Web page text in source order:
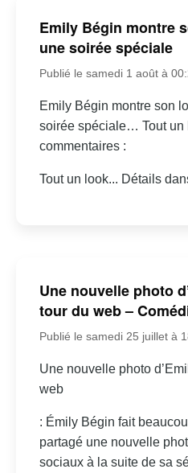
Emily Bégin montre
une soirée spéciale
Publié le samedi 1 août à
Emily Bégin montre son
soirée spéciale… Tout
commentaires :
Tout un look... Détails
Une nouvelle photo
tour du web –
Publié le samedi 25 juillet à
Une nouvelle photo
web
: Émily Bégin fait
partagé une nouvelle
sociaux à la suite de sa